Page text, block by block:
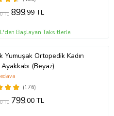
TL 899,99 TL
Başlayan Taksitlerle
Yumuşak Ortopedik Kadın
(Beyaz)
(176)
TL 799,00 TL